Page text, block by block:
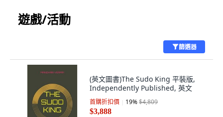
遊戲/活動
篩選器
(英文圖書)The Sudo King 平裝版,
Independently Published, 英文
首購折扣價 19%$4,809
$3,888